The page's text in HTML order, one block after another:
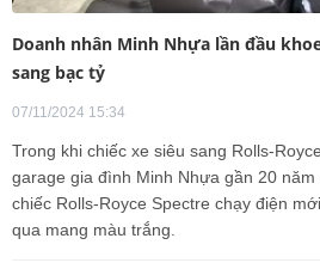
Doanh nhân Minh Nhựa lần đầu
sang bạc tỷ
07/11/2024 15:34
Trong khi chiếc xe siêu sang Rolls-
garage gia đình Minh Nhựa gần 20
chiếc Rolls-Royce Spectre chạy điện
qua mang màu trắng.